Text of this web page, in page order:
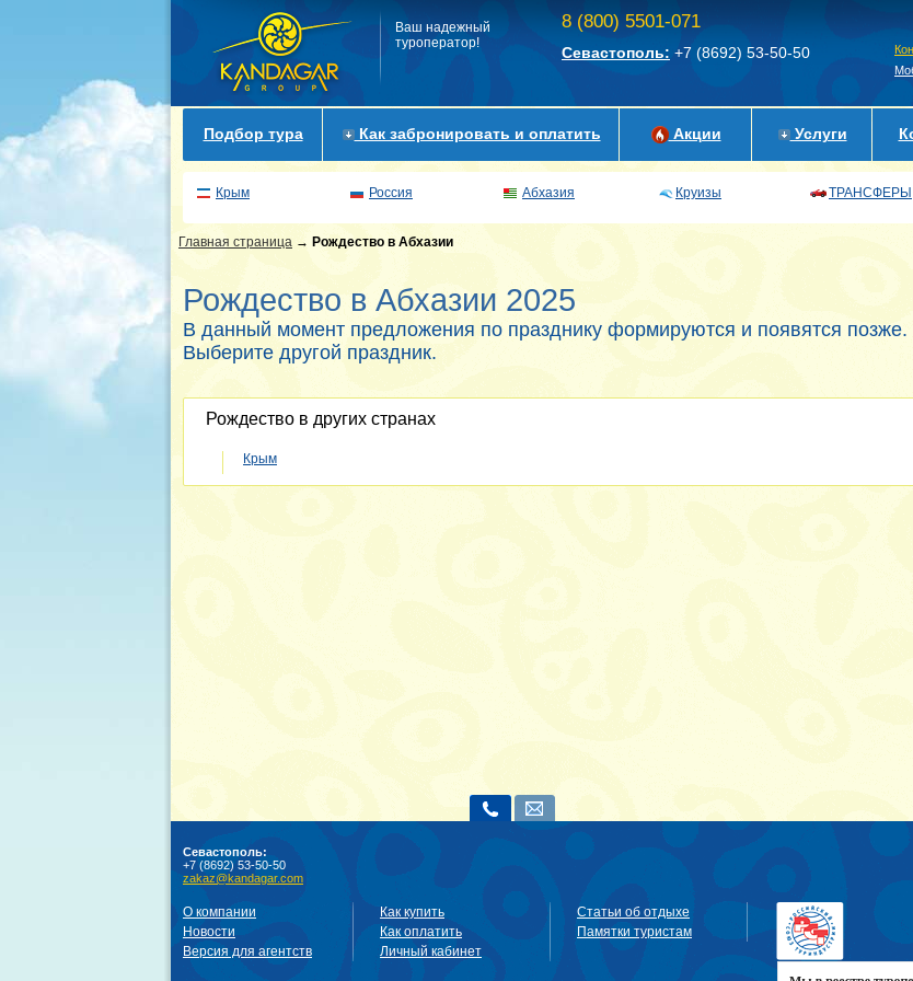
Ваш надежный
туроператор!
8 (800) 5501-071
Севастополь: +7 (8692) 53-50-50
Подбор тура Как забронировать и оплатить Акции Услуги
Крым Россия Абхазия Круизы ТРАНСФЕРЫ
Главная страница → Рождество в Абхазии
Рождество в Абхазии 2025
В данный момент предложения по празднику формируются и появятся позже.
Выберите другой праздник.
Рождество в других странах
Крым
Севастополь:
+7 (8692) 53-50-50
zakaz@kandagar.com
О компании
Новости
Версия для агентств
Как купить
Как оплатить
Личный кабинет
Статьи об отдыхе
Памятки туристам